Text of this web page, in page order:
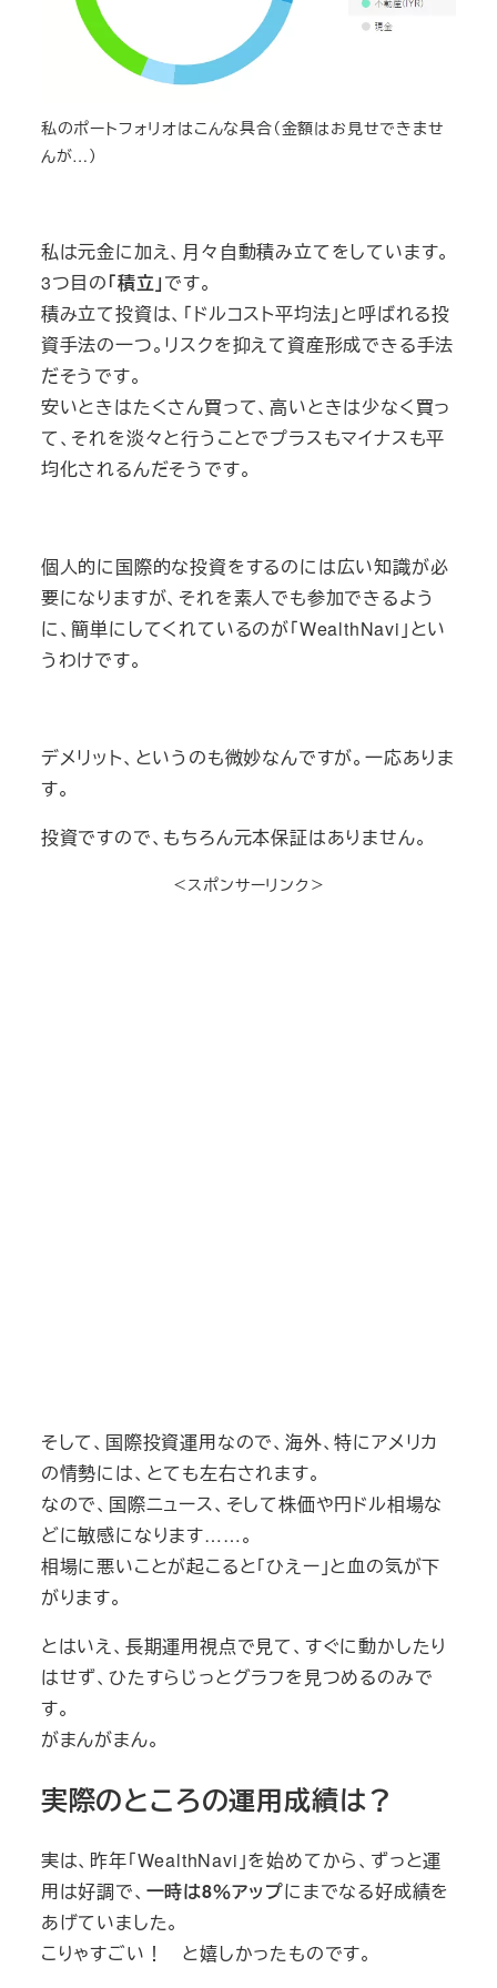
私のポートフォリオはこんな具合（金額はお見せできませ
んが…）
私は元金に加え、月々自動積み立てをしています。
3つ目の「積立」です。
積み立て投資は、「ドルコスト平均法」と呼ばれる投
資手法の一つ。リスクを抑えて資産形成できる手法
だそうです。
安いときはたくさん買って、高いときは少なく買っ
て、それを淡々と行うことでプラスもマイナスも平
均化されるんだそうです。
個人的に国際的な投資をするのには広い知識が必
要になりますが、それを素人でも参加できるよう
に、簡単にしてくれているのが「WealthNavi」とい
うわけです。
デメリット、というのも微妙なんですが。一応ありま
す。
投資ですので、もちろん元本保証はありません。
＜スポンサーリンク＞
そして、国際投資運用なので、海外、特にアメリカ
の情勢には、とても左右されます。
なので、国際ニュース、そして株価や円ドル相場な
どに敏感になります……。
相場に悪いことが起こると「ひえー」と血の気が下
がります。
とはいえ、長期運用視点で見て、すぐに動かしたり
はせず、ひたすらじっとグラフを見つめるのみで
す。
がまんがまん。
実際のところの運用成績は？
実は、昨年「WealthNavi」を始めてから、ずっと運
用は好調で、 一時は8％アップにまでなる好成績を
あげていました。
こりゃすごい！ と嬉しかったものです。